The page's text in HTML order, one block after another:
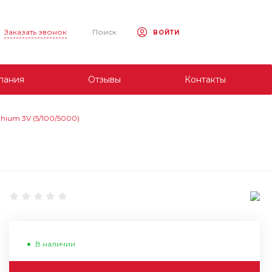
Заказать звонок Поиск ВОЙТИ
Отзывы Контакты
3V (5/100/5000)
В наличии